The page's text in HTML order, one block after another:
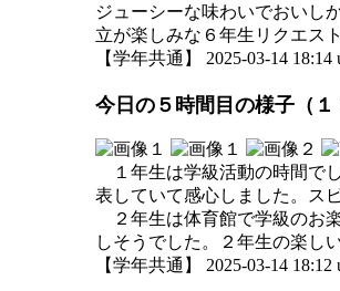
ジューシーな味わいでおいし
立が楽しみな６年生リクエス
【学年共通】 2025-03-14 18:14
今日の５時間目の様子（１
１年生は学級活動の時間で
表していて感心しました。ス
２年生は体育館で学級のお
しそうでした。２年生の楽し
【学年共通】 2025-03-14 18:12